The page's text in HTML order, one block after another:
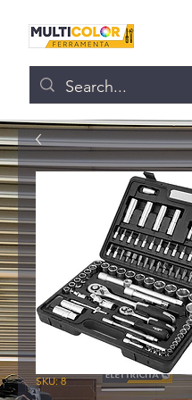
SKU: 8